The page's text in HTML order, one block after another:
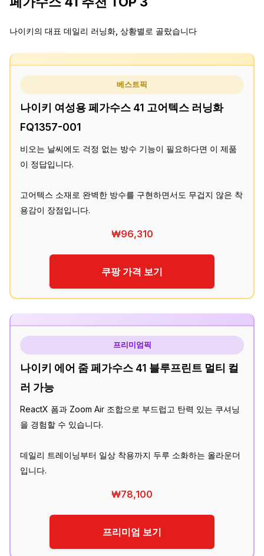
나이키의 대표 데일리 러닝화, 상황별로 골랐습니다
베스트픽
나이키 여성용 페가수스 41 고어텍스 러닝화
FQ1357-001
비오는 날씨에도 걱정 없는 방수 기능이 필요하다면 이 제품
이 정답입니다.
고어텍스 소재로 완벽한 방수를 구현하면서도 무겁지 않은 착
용감이 장점입니다.
₩96,310
쿠팡 가격 보기
프리미엄픽
나이키 에어 줌 페가수스 41 블루프린트 멀티 컬
러 가능
ReactX 폼과 Zoom Air 조합으로 부드럽고 탄력 있는 쿠셔닝
을 경험할 수 있습니다.
데일리 트레이닝부터 일상 착용까지 두루 소화하는 올라운더
입니다.
₩78,100
프리미엄 보기